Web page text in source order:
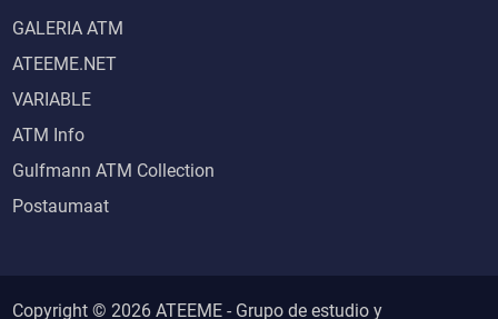
GALERIA ATM
ATEEME.NET
VARIABLE
ATM Info
Gulfmann ATM Collection
Postaumaat
Copyright © 2026 ATEEME - Grupo de estudio y